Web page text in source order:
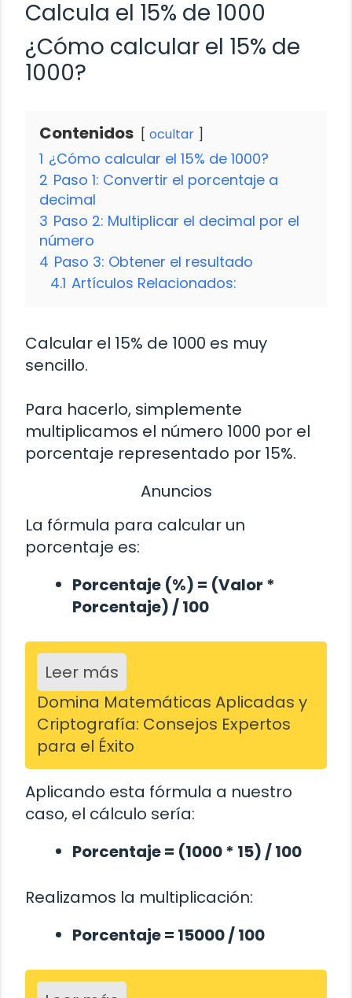
Calcula el 15% de 1000
¿Cómo calcular el 15% de
1000?
Contenidos ocultar
1 ¿Cómo calcular el 15% de 1000?
2 Paso 1: Convertir el porcentaje a
decimal
3 Paso 2: Multiplicar el decimal por el
número
4 Paso 3: Obtener el resultado
4.1 Artículos Relacionados:
Calcular el 15% de 1000 es muy
sencillo.
Para hacerlo, simplemente
multiplicamos el número 1000 por el
porcentaje representado por 15%.
Anuncios
La fórmula para calcular un
porcentaje es:
Porcentaje (%) = (Valor *
Porcentaje) / 100
Leer más
Domina Matemáticas Aplicadas y
Criptografía: Consejos Expertos
para el Éxito
Aplicando esta fórmula a nuestro
caso, el cálculo sería:
Porcentaje = (1000 * 15) / 100
Realizamos la multiplicación:
Porcentaje = 15000 / 100